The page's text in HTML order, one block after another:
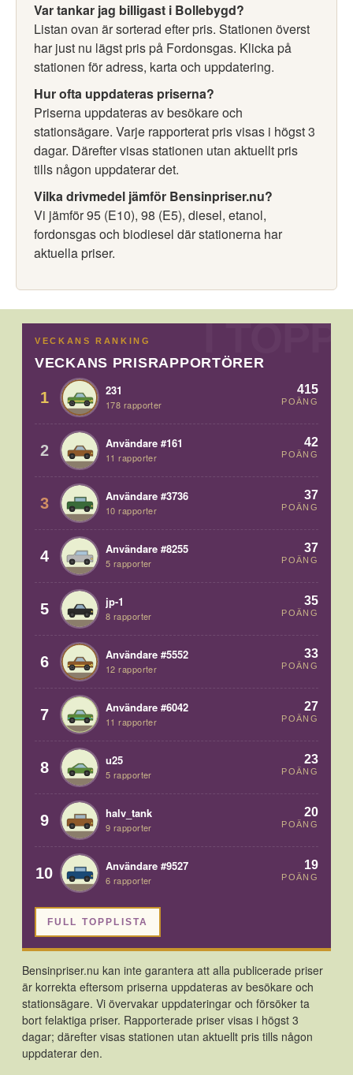
Var tankar jag billigast i Bollebygd?
Listan ovan är sorterad efter pris. Stationen överst
har just nu lägst pris på Fordonsgas. Klicka på
stationen för adress, karta och uppdatering.
Hur ofta uppdateras priserna?
Priserna uppdateras av besökare och
stationsägare. Varje rapporterat pris visas i högst 3
dagar. Därefter visas stationen utan aktuellt pris
tills någon uppdaterar det.
Vilka drivmedel jämför Bensinpriser.nu?
Vi jämför 95 (E10), 98 (E5), diesel, etanol,
fordonsgas och biodiesel där stationerna har
aktuella priser.
VECKANS RANKING
VECKANS PRISRAPPORTÖRER
1 231
178 rapporter
415
POÄNG
2 Användare #161
11 rapporter
42
POÄNG
3 Användare #3736
10 rapporter
37
POÄNG
4 Användare #8255
5 rapporter
37
POÄNG
5 jp-1
8 rapporter
35
POÄNG
6 Användare #5552
12 rapporter
33
POÄNG
7 Användare #6042
11 rapporter
27
POÄNG
8 u25
5 rapporter
23
POÄNG
9 halv_tank
9 rapporter
20
POÄNG
10 Användare #9527
6 rapporter
19
POÄNG
FULL TOPPLISTA
Bensinpriser.nu kan inte garantera att alla publicerade priser
är korrekta eftersom priserna uppdateras av besökare och
stationsägare. Vi övervakar uppdateringar och försöker ta
bort felaktiga priser. Rapporterade priser visas i högst 3
dagar; därefter visas stationen utan aktuellt pris tills någon
uppdaterar den.